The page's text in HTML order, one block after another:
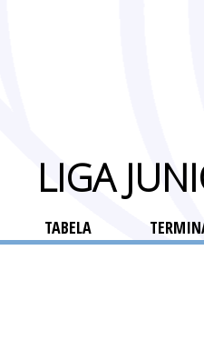
LIGA
TABELA